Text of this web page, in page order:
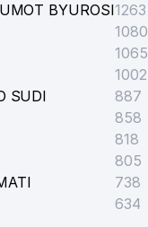
BYUROSI1263
1080
1065
1002
SUDI
887
858
818
805
738
634